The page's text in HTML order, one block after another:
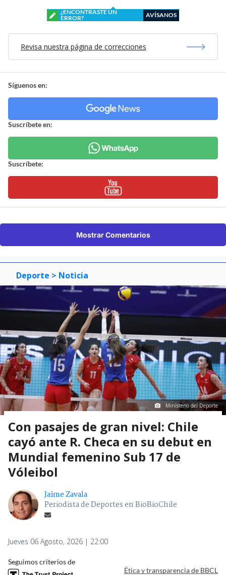
¿ENCONTRASTE UN
ERROR?
AVÍSANOS
Revisa nuestra página de correcciones
Síguenos en:
Suscríbete en:
Suscríbete:
Mostrar Comentarios
Deporte > Noticia
Ministerio del Deporte
Con pasajes de gran nivel: Chile
cayó ante R. Checa en su debut en
Mundial femenino Sub 17 de
Vóleibol
Jaime Zavala
Periodista de Deportes en BioBioChile
Jueves 06 Agosto, 2026 | 22:00
Seguimos criterios de
Ética y transparencia de BBCL